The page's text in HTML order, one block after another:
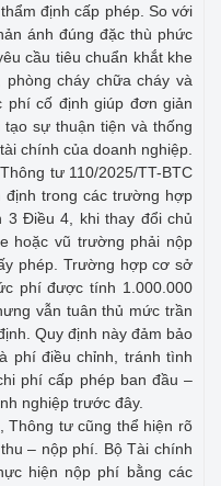
định cấp phép. So với
ánh đúng đặc thù phức
cầu tiêu chuẩn khắt khe
cháy chữa cháy và
phí cố định giúp đơn giản
sự thuận tiện và thống
chính của doanh nghiệp.
tư 110/2025/TT-BTC
trong các trường hợp
3 Điều 4, khi thay đổi chủ
hoặc vũ trường phải nộp
phép. Trường hợp cơ sở
phí được tính 1.000.000
vẫn tuân thủ mức trần
Quy định này đảm bảo
phí điều chỉnh, tránh tình
phí cấp phép ban đầu –
nghiệp trước đây.
Thông tư cũng thể hiện rõ
– nộp phí. Bộ Tài chính
hiện nộp phí bằng các